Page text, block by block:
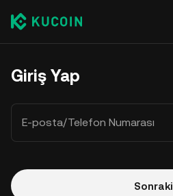
Giriş Yap
E-posta/Telefon Numarası
Sonraki